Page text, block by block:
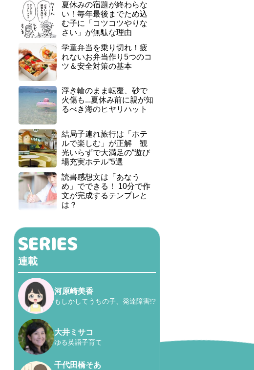
夏休みの宿題が終わらな
い！毎年最後までため込
む子に「コツコツやりな
さい」が無駄な理由
学童弁当を乗り切れ！疲
れないお弁当作り5つのコ
ツ＆安全対策の基本
浮き輪のまま転覆、砂で
火傷も...夏休み前に親が知
るべき海のヒヤリハット
結局子連れ旅行は「ホテ
ルで楽しむ」が正解 観
光いらずで大満足の“遊び
場充実ホテル”5選
読書感想文は「あなう
め」でできる！ 10分で作
文が完成するテンプレと
は？
連載
河原崎美香
もしかしてうちの子、発達障害!?
大井ミサコ
ゆる英語子育て
千代田橋そあ